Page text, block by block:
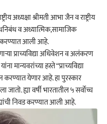
अध्यक्षा श्रीमती आभा जैन व राष्ट्रीय
व अध्यात्मिक,सामाजिक
करण्यात आली आहे.
प्राच्यविद्या अधिवेशन व अलंकरण
मान्यवरांच्या हस्ते “प्राच्यविद्या
करण्यात येणार आहे. हा पुरस्कार
जातो. ह्या वर्षी भारतातील ५ सर्वोच्च
निवड करण्यात आली आहे.